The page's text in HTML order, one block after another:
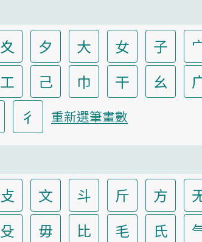
夊 夕 大 女 子
工 己 巾 干 幺
彳 重新選筆畫數
攴 文 斗 斤 方
殳 毋 比 毛 氏